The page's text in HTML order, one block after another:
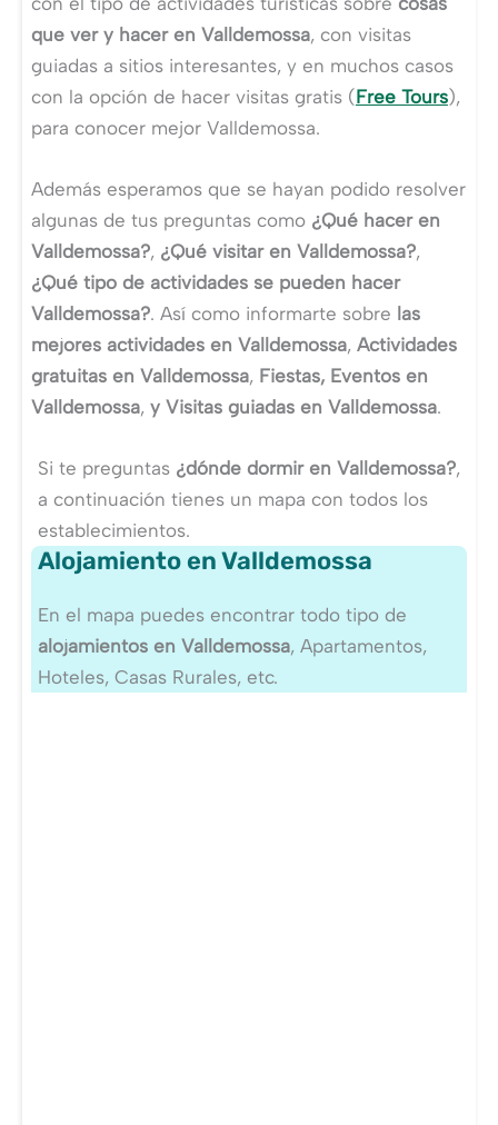
que ver y hacer en Valldemossa, con visitas
guiadas a sitios interesantes, y en muchos casos
con la opción de hacer visitas gratis (Free Tours),
para conocer mejor Valldemossa.
Además esperamos que se hayan podido resolver
algunas de tus preguntas como ¿Qué hacer en
Valldemossa?, ¿Qué visitar en Valldemossa?,
¿Qué tipo de actividades se pueden hacer
Valldemossa?. Así como informarte sobre las
mejores actividades en Valldemossa, Actividades
gratuitas en Valldemossa, Fiestas, Eventos en
Valldemossa, y Visitas guiadas en Valldemossa.
Si te preguntas ¿dónde dormir en Valldemossa?,
a continuación tienes un mapa con todos los
establecimientos.
Alojamiento en Valldemossa
En el mapa puedes encontrar todo tipo de
alojamientos en Valldemossa, Apartamentos,
Hoteles, Casas Rurales, etc.